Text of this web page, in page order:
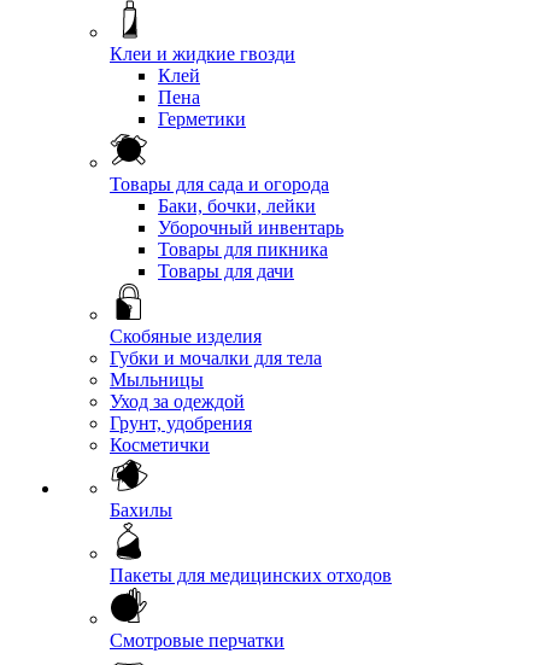
Клеи и жидкие гвозди
Клей
Пена
Герметики
Товары для сада и огорода
Баки, бочки, лейки
Уборочный инвентарь
Товары для пикника
Товары для дачи
Скобяные изделия
Губки и мочалки для тела
Мыльницы
Уход за одеждой
Грунт, удобрения
Косметички
Бахилы
Пакеты для медицинских отходов
Смотровые перчатки